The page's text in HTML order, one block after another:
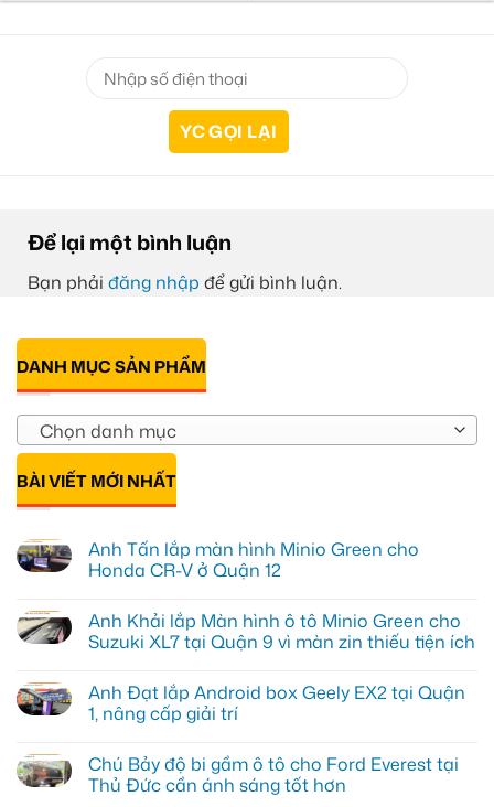
Để lại một bình luận
Bạn phải đăng nhập để gửi bình luận.
DANH MỤC SẢN PHẨM
Chọn danh mục
BÀI VIẾT MỚI NHẤT
Anh Tấn lắp màn hình Minio Green cho
Honda CR-V ở Quận 12
bình
luận
ở
lắp
màn
hình
cho
Honda
CR-
Anh Khải lắp Màn hình ô tô Minio Green cho
Suzuki XL7 tại Quận 9 vì màn zin thiếu tiện ích
bình
luận
ở
lắp
Màn
hình
Anh Đạt lắp Android box Geely EX2 tại Quận
1, nâng cấp giải trí
bình
luận
ở
Chú Bảy độ bi gầm ô tô cho Ford Everest tại
Thủ Đức cần ánh sáng tốt hơn